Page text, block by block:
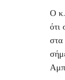
Ο κ.
ότι
στα